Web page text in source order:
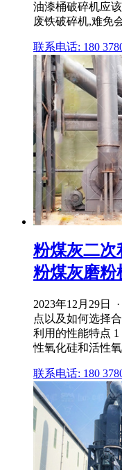
油漆桶破碎机应
废铁破碎机,难免
联系电话: 180
粉煤灰二次
粉煤灰磨粉
2023年12月29日
点以及如何选择
利用的性能特点
性氧化硅和活性
联系电话: 180